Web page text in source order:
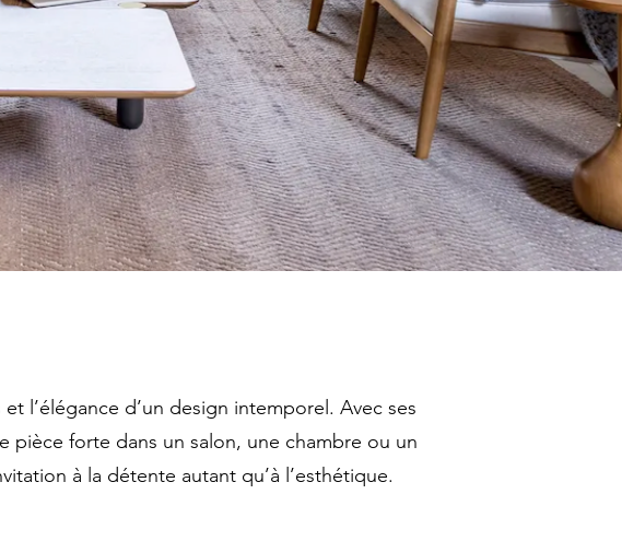
l’élégance d’un design intemporel. Avec ses
pièce forte dans un salon, une chambre ou un
à la détente autant qu’à l’esthétique.